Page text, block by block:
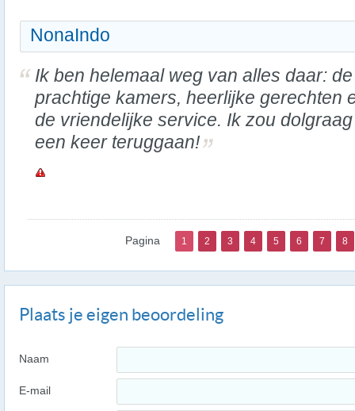
NonaIndo
Ik ben helemaal weg van alles daar: de
prachtige kamers, heerlijke gerechten
de vriendelijke service. Ik zou
een keer teruggaan!
Pagina 1 2 3 4 5 6 7 8
Plaats je eigen beoordeling
Naam
E-mail